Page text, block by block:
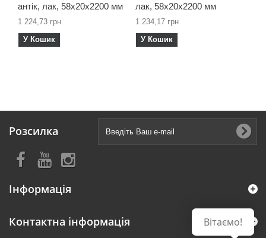
антік, лак, 58х20х2200 мм
1 224,73 грн
У Кошик
лак, 58х20х2200 мм
1 234,17 грн
У Кошик
Розсилка
Інформація
Контактна інформація Вітаємо!